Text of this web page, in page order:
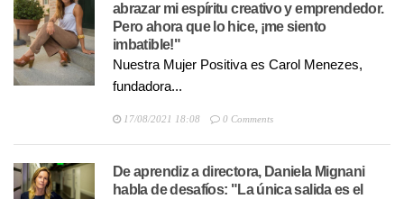
abrazar mi espíritu creativo y emprendedor.
Pero ahora que lo hice, ¡me siento
imbatible!"
Nuestra Mujer Positiva es Carol Menezes,
fundadora...
17/08/2021 18:08 0 Comments
De aprendiz a directora, Daniela Mignani
habla de desafíos: "La única salida es el